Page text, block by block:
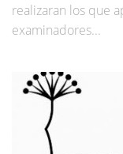
realizaran los que
examinadores...